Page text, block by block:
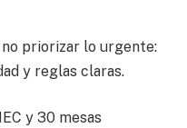
priorizar lo urgente:
y reglas claras.
y 30 mesas